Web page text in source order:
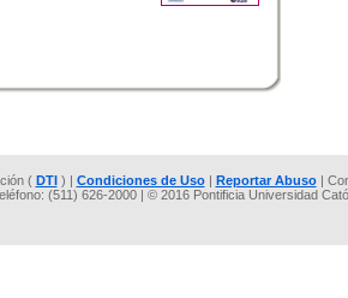
( DTI) | Condiciones de Uso| Reportar Abuso|
(511) 626-2000 | © 2016 Pontificia Universidad